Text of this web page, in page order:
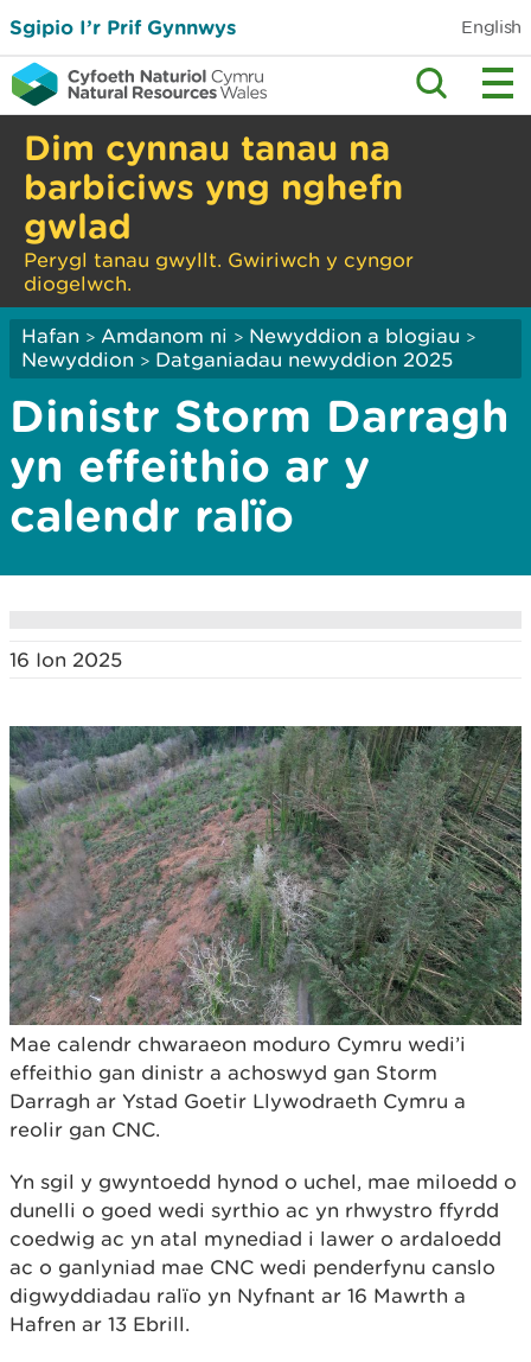
Sgipio I’r Prif Gynnwys English
Dim cynnau tanau na
barbiciws yng nghefn
gwlad
Perygl tanau gwyllt. Gwiriwch y cyngor
diogelwch.
Hafan > Amdanom ni > Newyddion a blogiau >
Newyddion > Datganiadau newyddion 2025
Dinistr Storm Darragh
yn effeithio ar y
calendr ralïo
16 Ion 2025
Mae calendr chwaraeon moduro Cymru wedi’i
effeithio gan dinistr a achoswyd gan Storm
Darragh ar Ystad Goetir Llywodraeth Cymru a
reolir gan CNC.
Yn sgil y gwyntoedd hynod o uchel, mae miloedd o
dunelli o goed wedi syrthio ac yn rhwystro ffyrdd
coedwig ac yn atal mynediad i lawer o ardaloedd
ac o ganlyniad mae CNC wedi penderfynu canslo
digwyddiadau ralïo yn Nyfnant ar 16 Mawrth a
Hafren ar 13 Ebrill.